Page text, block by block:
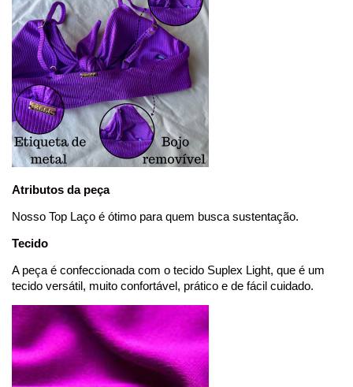
Atributos da peça
Nosso Top Laço é ótimo para quem busca sustentação.
Tecido
A peça é confeccionada com o tecido Suplex Light, que é um
tecido versátil, muito confortável, prático e de fácil cuidado.